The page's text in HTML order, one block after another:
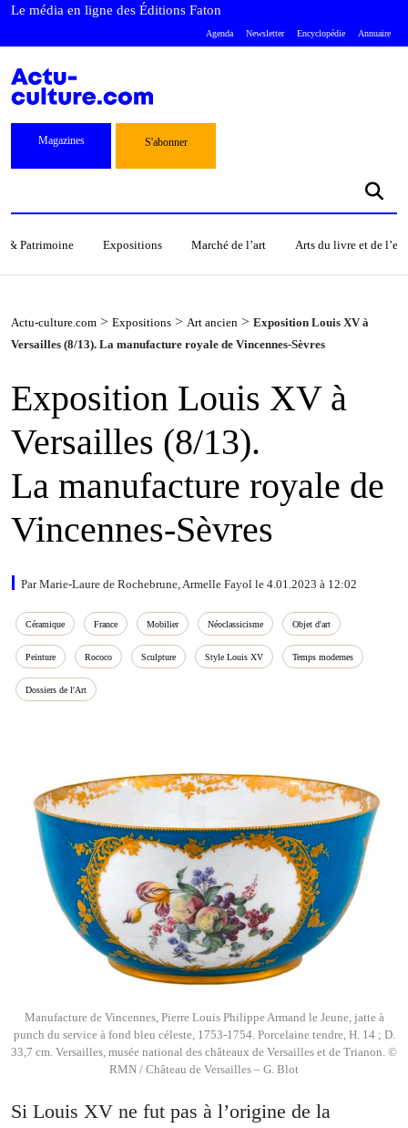
Le média en ligne des Éditions Faton
Agenda Newsletter Encyclopédie Annuaire
Magazines S'abonner
& Patrimoine Expositions Marché de l’art Arts du livre et de
Actu-culture.com > Expositions > Art ancien > Exposition Louis XV à
Versailles (8/13). La manufacture royale de Vincennes-Sèvres
Exposition Louis XV à
Versailles (8/13).
La manufacture royale de
Vincennes-Sèvres
Par Marie-Laure de Rochebrune, Armelle Fayol le 4.01.2023 à 12:02
Céramique France Mobilier Néoclassicisme Objet d'art
Peinture Rococo Sculpture Style Louis XV Temps modernes
Dossiers de l'Art
Manufacture de Vincennes, Pierre Louis Philippe Armand le Jeune, jatte à
punch du service à fond bleu céleste, 1753-1754. Porcelaine tendre, H. 14 ; D.
33,7 cm. Versailles, musée national des châteaux de Versailles et de Trianon. ©
RMN / Château de Versailles – G. Blot
Si Louis XV ne fut pas à l’origine de la